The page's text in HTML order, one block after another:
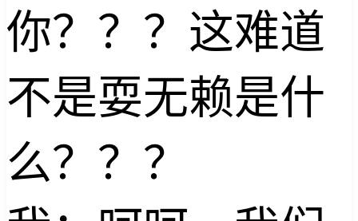
你？？？这难道
不是耍无赖是什
么？？？